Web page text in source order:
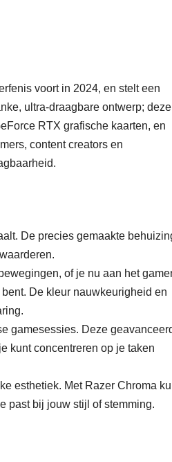
voort in 2024, en stelt een
ultra-draagbare ontwerp; deze
RTX grafische kaarten, en
content creators en
De precies gemaakte
of je nu aan het
De kleur nauwkeurigheid en
gamesessies. Deze
kunt concentreren op je taken
esthetiek. Met Razer Chroma
past bij jouw stijl of stemming.